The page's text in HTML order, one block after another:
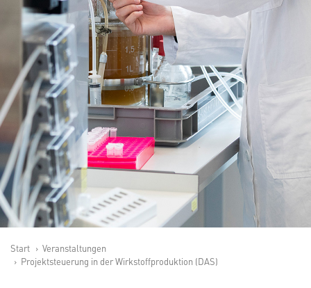
Start
Veranstaltungen
Projektsteuerung in der Wirkstoffproduktion (DAS)